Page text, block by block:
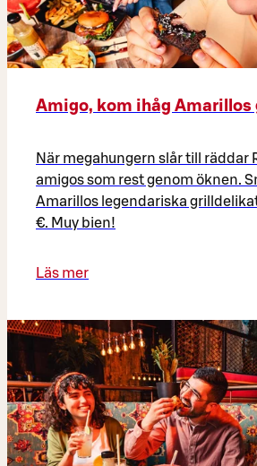
Amigo, kom ihåg Amarillos
När megahungern slår till räddar
amigos som rest genom öknen.
Amarillos legendariska
€. Muy bien!
Läs mer